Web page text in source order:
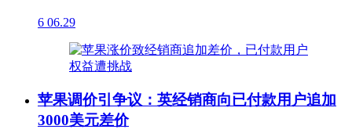
6 06.29
苹果调价引争议：英经销商向已付款用户追加
3000美元差价